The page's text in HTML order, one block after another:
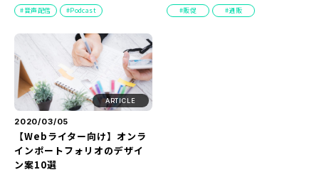
広告掲載に関するお問い合わせ
『SUNGROVE』について
広告掲載に関する規約
特定商取引法に基づく表記
プライバシーポリシー
運営会社
音声配信 Podcast 販促 通販
ARTICLE
2020/03/05
【Webライター向け】オンラ
インポートフォリオのデザイ
ン案10選